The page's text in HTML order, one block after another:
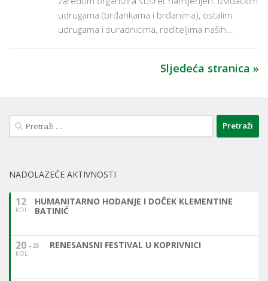
udrugama (brđankama i brđanima), ostalim
udrugama i suradnicima, roditeljima naših...
Sljedeća stranica »
Pretraži:
NADOLAZEĆE AKTIVNOSTI
12
KOL
HUMANITARNO HODANJE I DOČEK KLEMENTINE
BATINIĆ
20
KOL
23 RENESANSNI FESTIVAL U KOPRIVNICI